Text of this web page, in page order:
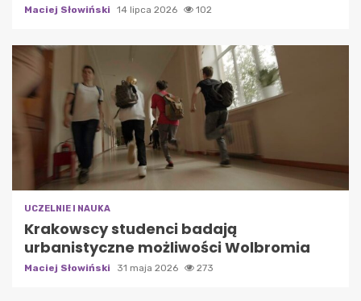
Maciej Słowiński 14 lipca 2026 102
UCZELNIE I NAUKA
Krakowscy studenci badają
urbanistyczne możliwości Wolbromia
Maciej Słowiński 31 maja 2026 273